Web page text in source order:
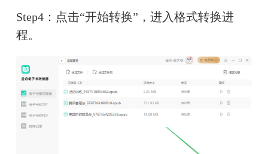
Step4：点击“开始转换”，进入格式转换进
程。